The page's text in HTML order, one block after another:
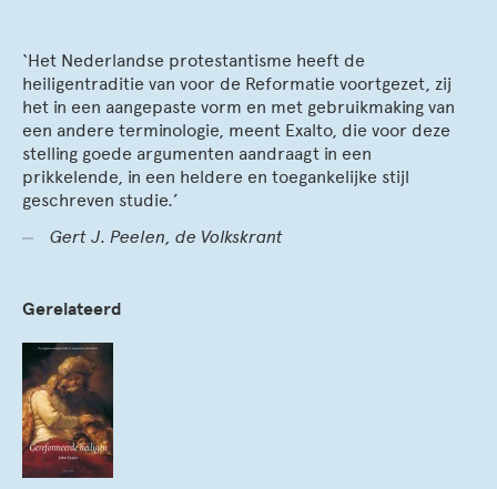
‘Het Nederlandse protestantisme heeft de
heiligentraditie van voor de Reformatie voortgezet, zij
het in een aangepaste vorm en met gebruikmaking van
een andere terminologie, meent Exalto, die voor deze
stelling goede argumenten aandraagt in een
prikkelende, in een heldere en toegankelijke stijl
geschreven studie.’
Gert J. Peelen, de Volkskrant
Gerelateerd